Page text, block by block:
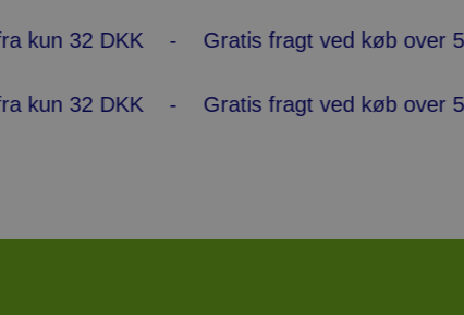
32 DKK - Gratis fragt ved køb over 599
32 DKK - Gratis fragt ved køb over 599